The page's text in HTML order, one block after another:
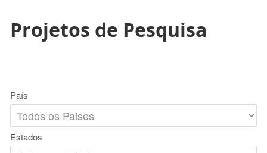
Projetos de Pesquisa
País
Estados